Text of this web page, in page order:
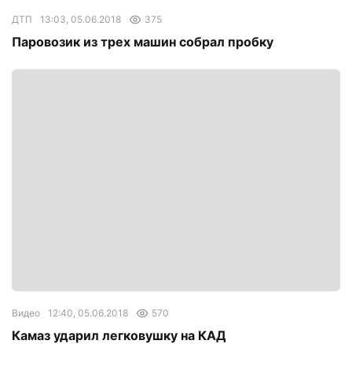
ДТП 13:03, 05.06.2018 375
Паровозик из трех машин собрал пробку
Видео 12:40, 05.06.2018 570
Камаз ударил легковушку на КАД